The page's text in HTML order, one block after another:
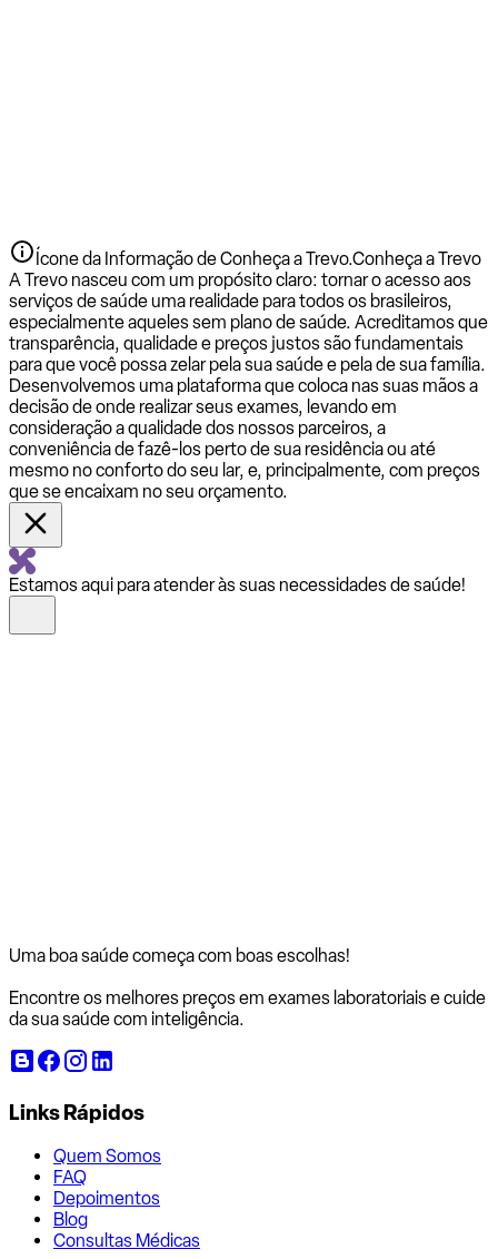
Ícone da Informação de Conheça a Trevo.Conheça a Trevo
A Trevo nasceu com um propósito claro: tornar o acesso aos
serviços de saúde uma realidade para todos os brasileiros,
especialmente aqueles sem plano de saúde. Acreditamos que
transparência, qualidade e preços justos são fundamentais
para que você possa zelar pela sua saúde e pela de sua família.
Desenvolvemos uma plataforma que coloca nas suas mãos a
decisão de onde realizar seus exames, levando em
consideração a qualidade dos nossos parceiros, a
conveniência de fazê-los perto de sua residência ou até
mesmo no conforto do seu lar, e, principalmente, com preços
que se encaixam no seu orçamento.
Estamos aqui para atender às suas necessidades de saúde!
Uma boa saúde começa com boas escolhas!
Encontre os melhores preços em exames laboratoriais e cuide
da sua saúde com inteligência.
Links Rápidos
Quem Somos
FAQ
Depoimentos
Blog
Consultas Médicas